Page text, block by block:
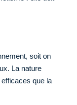
soit on
La nature
que la